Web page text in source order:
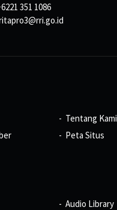
351 1086
Tentang Kami
Peta Situs
Audio Library